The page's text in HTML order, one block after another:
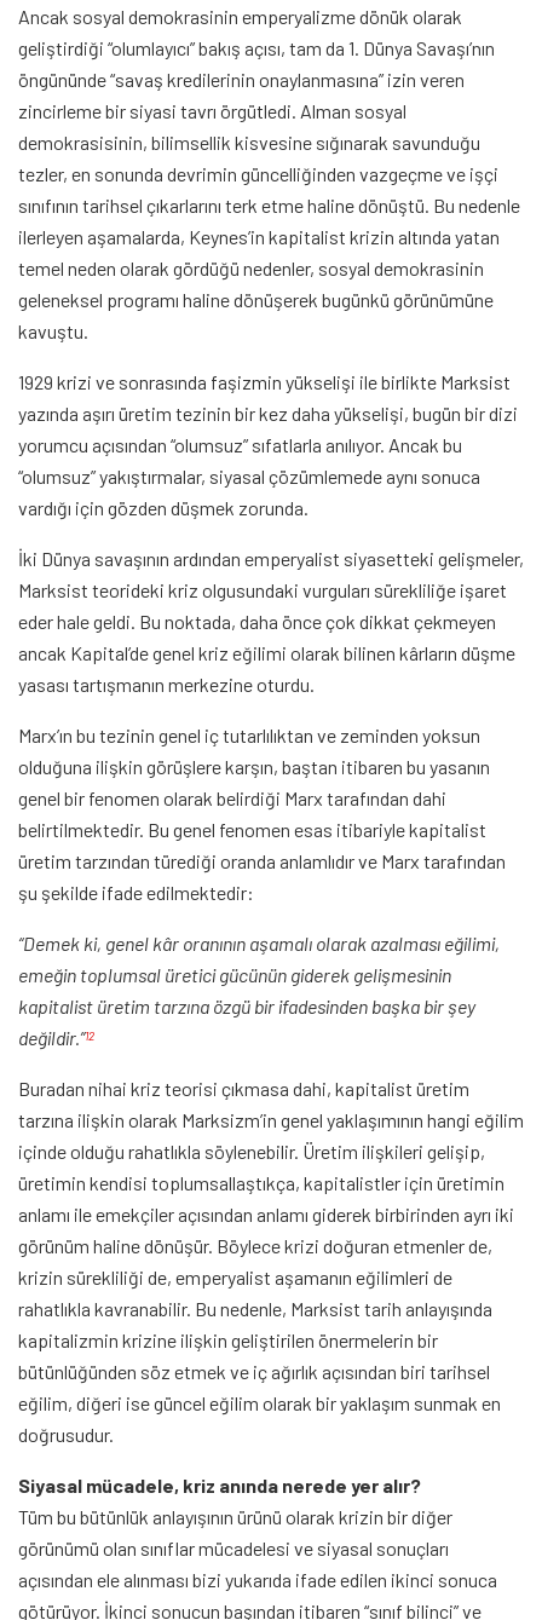
Ancak sosyal demokrasinin emperyalizme dönük olarak
geliştirdiği “olumlayıcı” bakış açısı, tam da 1. Dünya Savaşı’nın
öngününde “savaş kredilerinin onaylanmasına” izin veren
zincirleme bir siyasi tavrı örgütledi. Alman sosyal
demokrasisinin, bilimsellik kisvesine sığınarak savunduğu
tezler, en sonunda devrimin güncelliğinden vazgeçme ve işçi
sınıfının tarihsel çıkarlarını terk etme haline dönüştü. Bu nedenle
ilerleyen aşamalarda, Keynes’in kapitalist krizin altında yatan
temel neden olarak gördüğü nedenler, sosyal demokrasinin
geleneksel programı haline dönüşerek bugünkü görünümüne
kavuştu.
1929 krizi ve sonrasında faşizmin yükselişi ile birlikte Marksist
yazında aşırı üretim tezinin bir kez daha yükselişi, bugün bir dizi
yorumcu açısından “olumsuz” sıfatlarla anılıyor. Ancak bu
“olumsuz” yakıştırmalar, siyasal çözümlemede aynı sonuca
vardığı için gözden düşmek zorunda.
İki Dünya savaşının ardından emperyalist siyasetteki gelişmeler,
Marksist teorideki kriz olgusundaki vurguları sürekliliğe işaret
eder hale geldi. Bu noktada, daha önce çok dikkat çekmeyen
ancak Kapital’de genel kriz eğilimi olarak bilinen kârların düşme
yasası tartışmanın merkezine oturdu.
Marx’ın bu tezinin genel iç tutarlılıktan ve zeminden yoksun
olduğuna ilişkin görüşlere karşın, baştan itibaren bu yasanın
genel bir fenomen olarak belirdiği Marx tarafından dahi
belirtilmektedir. Bu genel fenomen esas itibariyle kapitalist
üretim tarzından türediği oranda anlamlıdır ve Marx tarafından
şu şekilde ifade edilmektedir:
“Demek ki, genel kâr oranının aşamalı olarak azalması eğilimi,
emeğin toplumsal üretici gücünün giderek gelişmesinin
kapitalist üretim tarzına özgü bir ifadesinden başka bir şey
değildir.”12
Buradan nihai kriz teorisi çıkmasa dahi, kapitalist üretim
tarzına ilişkin olarak Marksizm’in genel yaklaşımının hangi eğilim
içinde olduğu rahatlıkla söylenebilir. Üretim ilişkileri gelişip,
üretimin kendisi toplumsallaştıkça, kapitalistler için üretimin
anlamı ile emekçiler açısından anlamı giderek birbirinden ayrı iki
görünüm haline dönüşür. Böylece krizi doğuran etmenler de,
krizin sürekliliği de, emperyalist aşamanın eğilimleri de
rahatlıkla kavranabilir. Bu nedenle, Marksist tarih anlayışında
kapitalizmin krizine ilişkin geliştirilen önermelerin bir
bütünlüğünden söz etmek ve iç ağırlık açısından biri tarihsel
eğilim, diğeri ise güncel eğilim olarak bir yaklaşım sunmak en
doğrusudur.
Siyasal mücadele, kriz anında nerede yer alır?
Tüm bu bütünlük anlayışının ürünü olarak krizin bir diğer
görünümü olan sınıflar mücadelesi ve siyasal sonuçları
açısından ele alınması bizi yukarıda ifade edilen ikinci sonuca
götürüyor. İkinci sonucun başından itibaren “sınıf bilinci” ve